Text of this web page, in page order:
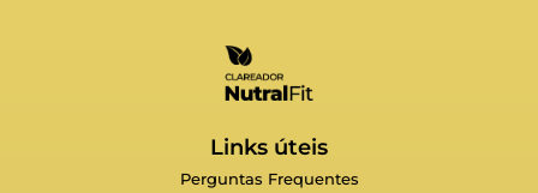
Links úteis
Perguntas Frequentes